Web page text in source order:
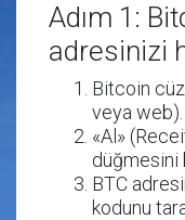
Adım 1:
adresinizi
Bitcoin
veya web).
«Al»
düğmesini
BTC
kodunu